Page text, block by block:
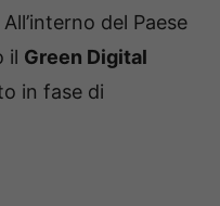
All’interno del Paese
il Green Digital
in fase di